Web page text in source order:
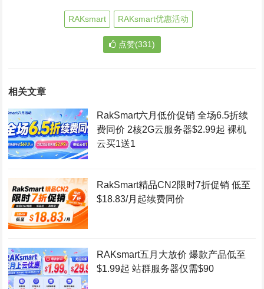
RAKsmart RAKsmart优惠活动
点赞(331)
相关文章
RakSmart六月低价促销 全场6.5折续
费同价 2核2G云服务器$2.99起 裸机
云买1送1
RakSmart精品CN2限时7折促销 低至
$18.83/月起续费同价
RAKsmart五月大放价 爆款产品低至
$1.99起 站群服务器仅需$90